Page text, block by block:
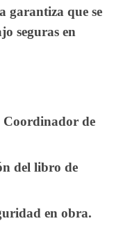
garantiza que se
seguras en
Coordinador de
del libro de
en obra.